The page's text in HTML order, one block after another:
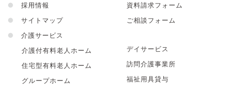
●
採用情報
●
サイトマップ
●
介護サービス
介護付有料老人ホーム
住宅型有料老人ホーム
グループホーム
資料請求フォーム
ご相談フォーム
デイサービス
訪問介護事業所
福祉用具貸与